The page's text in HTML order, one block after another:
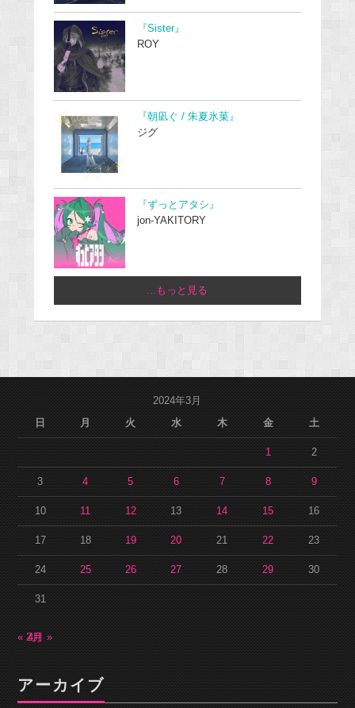
『Sister』
ROY
『朝凪ぐ / 朱夏氷菓』
ジグ
『ずっとアタシ』
jon-YAKITORY
...もっと見る
2024年3月
日
月 火 水 木 金 土
1 2
3 4 5 6 7 8 9
10 11 12 13 14 15 16
17 18 19 20 21 22 23
24 25 26 27 28 29 30
31
« 2月4月 »
アーカイブ